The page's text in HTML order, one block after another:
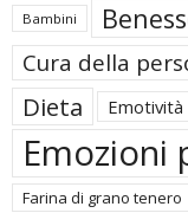
Bambini
Cura della
Dieta Emotività
Emozioni
Farina di grano tenero